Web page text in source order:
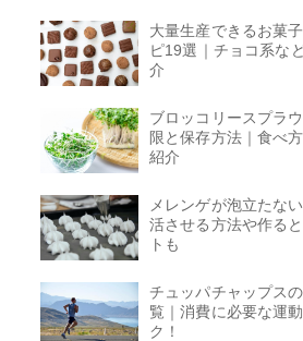
大量生産できるお菓
ピ19選｜チョコ系な
介
ブロッコリースプラ
限と保存方法｜食べ
紹介
メレンゲが泡立たな
活させる方法や作る
トも
チュッパチャップス
覧｜消費に必要な運
ク！